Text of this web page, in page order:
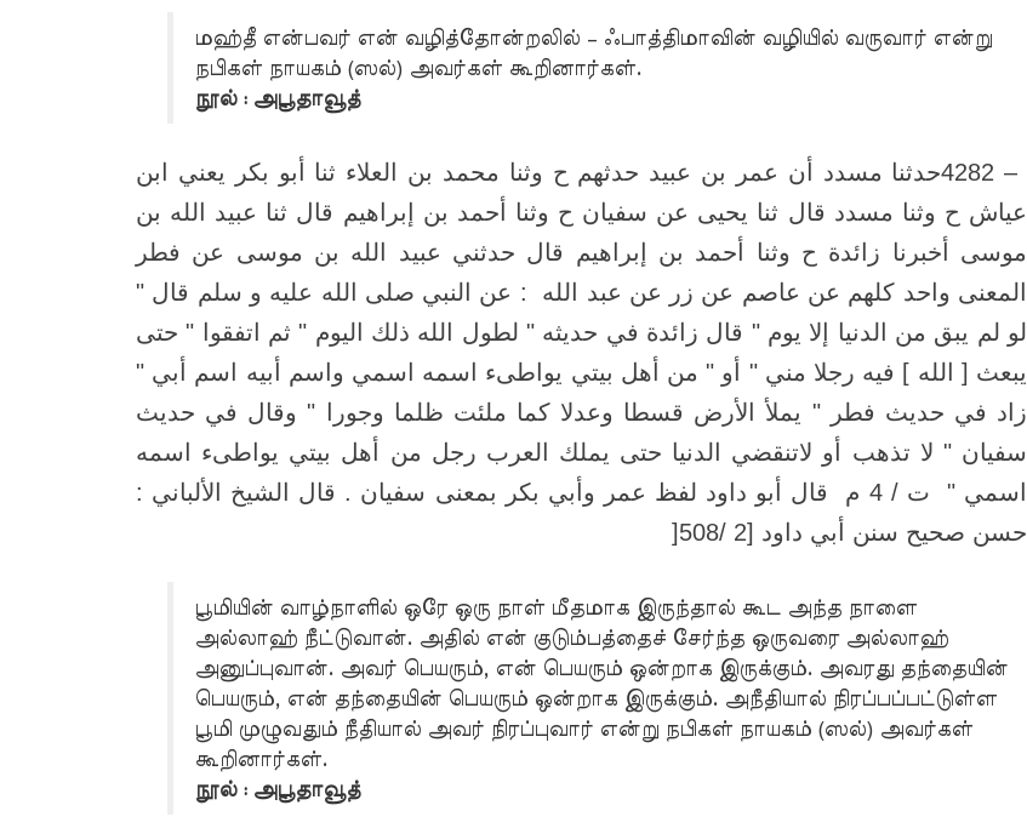
மஹ்தீ என்பவர் என் வழித்தோன்றலில் – ஃபாத்திமாவின் வழியில் வருவார் என்று
நபிகள் நாயகம் (ஸல்) அவர்கள் கூறினார்கள்.
நூல் : அபூதாவூத்
4282 –حدثنا مسدد أن عمر بن عبيد حدثهم ح وثنا محمد بن العلاء ثنا أبو بكر يعني ابن
عياش ح وثنا مسدد قال ثنا يحيى عن سفيان ح وثنا أحمد بن إبراهيم قال ثنا عبيد الله بن
موسى أخبرنا زائدة ح وثنا أحمد بن إبراهيم قال حدثني عبيد الله بن موسى عن فطر
المعنى واحد كلهم عن عاصم عن زر عن عبد الله : عن النبي صلى الله عليه و سلم قال "
لو لم يبق من الدنيا إلا يوم " قال زائدة في حديثه " لطول الله ذلك اليوم " ثم اتفقوا " حتى
يبعث [ الله ] فيه رجلا مني " أو " من أهل بيتي يواطىء اسمه اسمي واسم أبيه اسم أبي "
زاد في حديث فطر " يملأ الأرض قسطا وعدلا كما ملئت ظلما وجورا " وقال في حديث
سفيان " لا تذهب أو لاتنقضي الدنيا حتى يملك العرب رجل من أهل بيتي يواطىء اسمه
اسمي " ت / 4 م قال أبو داود لفظ عمر وأبي بكر بمعنى سفيان . قال الشيخ الألباني :
حسن صحيح سنن أبي داود [2 /508
]
பூமியின் வாழ்நாளில் ஒரே ஒரு நாள் மீதமாக இருந்தால் கூட அந்த நாளை
அல்லாஹ் நீட்டுவான். அதில் என் குடும்பத்தைச் சேர்ந்த ஒருவரை அல்லாஹ்
அனுப்புவான். அவர் பெயரும், என் பெயரும் ஒன்றாக இருக்கும். அவரது தந்தையின்
பெயரும், என் தந்தையின் பெயரும் ஒன்றாக இருக்கும். அநீதியால் நிரப்பப்பட்டுள்ள
பூமி முழுவதும் நீதியால் அவர் நிரப்புவார் என்று நபிகள் நாயகம் (ஸல்) அவர்கள்
கூறினார்கள்.
நூல் : அபூதாவூத்